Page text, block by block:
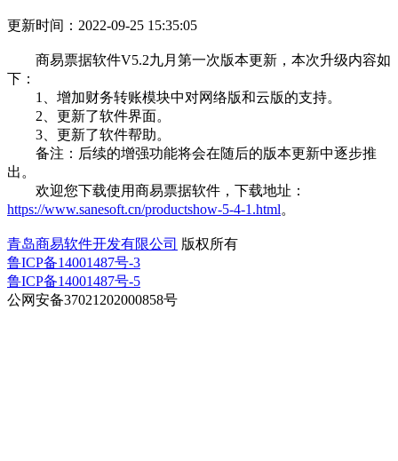
更新时间： 2022-09-25 15:35:05
商易票据软件V5.2九月第一次版本更新，本次升级内容如
下：
1、增加财务转账模块中对网络版和云版的支持。
2、更新了软件界面。
3、更新了软件帮助。
备注：后续的增强功能将会在随后的版本更新中逐步推
出。
欢迎您下载使用商易票据软件，下载地址：
https://www.sanesoft.cn/productshow-5-4-1.html。
青岛商易软件开发有限公司 版权所有
鲁ICP备14001487号-3
鲁ICP备14001487号-5
公网安备37021202000858号